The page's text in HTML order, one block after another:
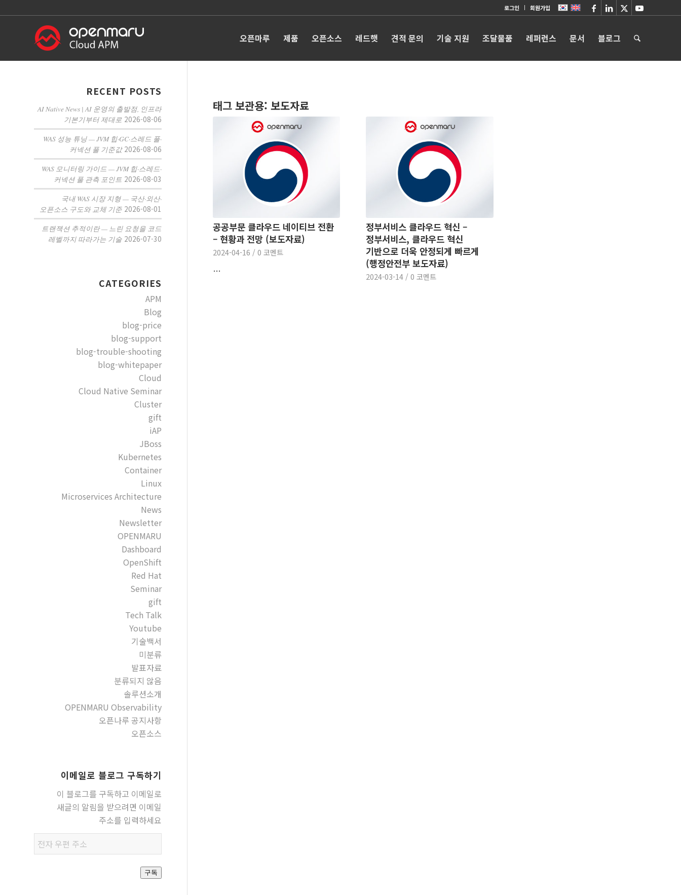
로그인 회원가입
오픈마루 제품 오픈소스 레드햇 견적 문의 기술 지원 조달물품 레퍼런스 문서 블로그
태그 보관용: 보도자료
공공부문 클라우드 네이티브 전환
– 현황과 전망 (보도자료)
2024-04-16 / 0 코멘트
…
정부서비스 클라우드 혁신 –
정부서비스, 클라우드 혁신
기반으로 더욱 안정되게 빠르게
(행정안전부 보도자료)
2024-03-14 / 0 코멘트
RECENT POSTS
AI Native News | AI 운영의 출발점, 인프라
기본기부터 제대로 2026-08-06
WAS 성능 튜닝 — JVM 힙·GC·스레드 풀·
커넥션 풀 기준값 2026-08-06
WAS 모니터링 가이드 — JVM 힙·스레드·
커넥션 풀 관측 포인트 2026-08-03
국내 WAS 시장 지형 — 국산·외산·
오픈소스 구도와 교체 기준 2026-08-01
트랜잭션 추적이란 — 느린 요청을 코드
레벨까지 따라가는 기술 2026-07-30
CATEGORIES
APM
Blog
blog-price
blog-support
blog-trouble-shooting
blog-whitepaper
Cloud
Cloud Native Seminar
Cluster
gift
iAP
JBoss
Kubernetes
Container
Linux
Microservices Architecture
News
Newsletter
OPENMARU
Dashboard
OpenShift
Red Hat
Seminar
gift
Tech Talk
Youtube
기술백서
미분류
발표자료
분류되지 않음
솔루션소개
OPENMARU Observability
오픈나루 공지사항
오픈소스
이메일로 블로그 구독하기
이 블로그를 구독하고 이메일로
새글의 알림을 받으려면 이메일
주소를 입력하세요
우편
주소
구독